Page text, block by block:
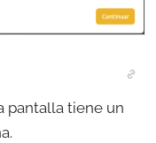
pantalla tiene un